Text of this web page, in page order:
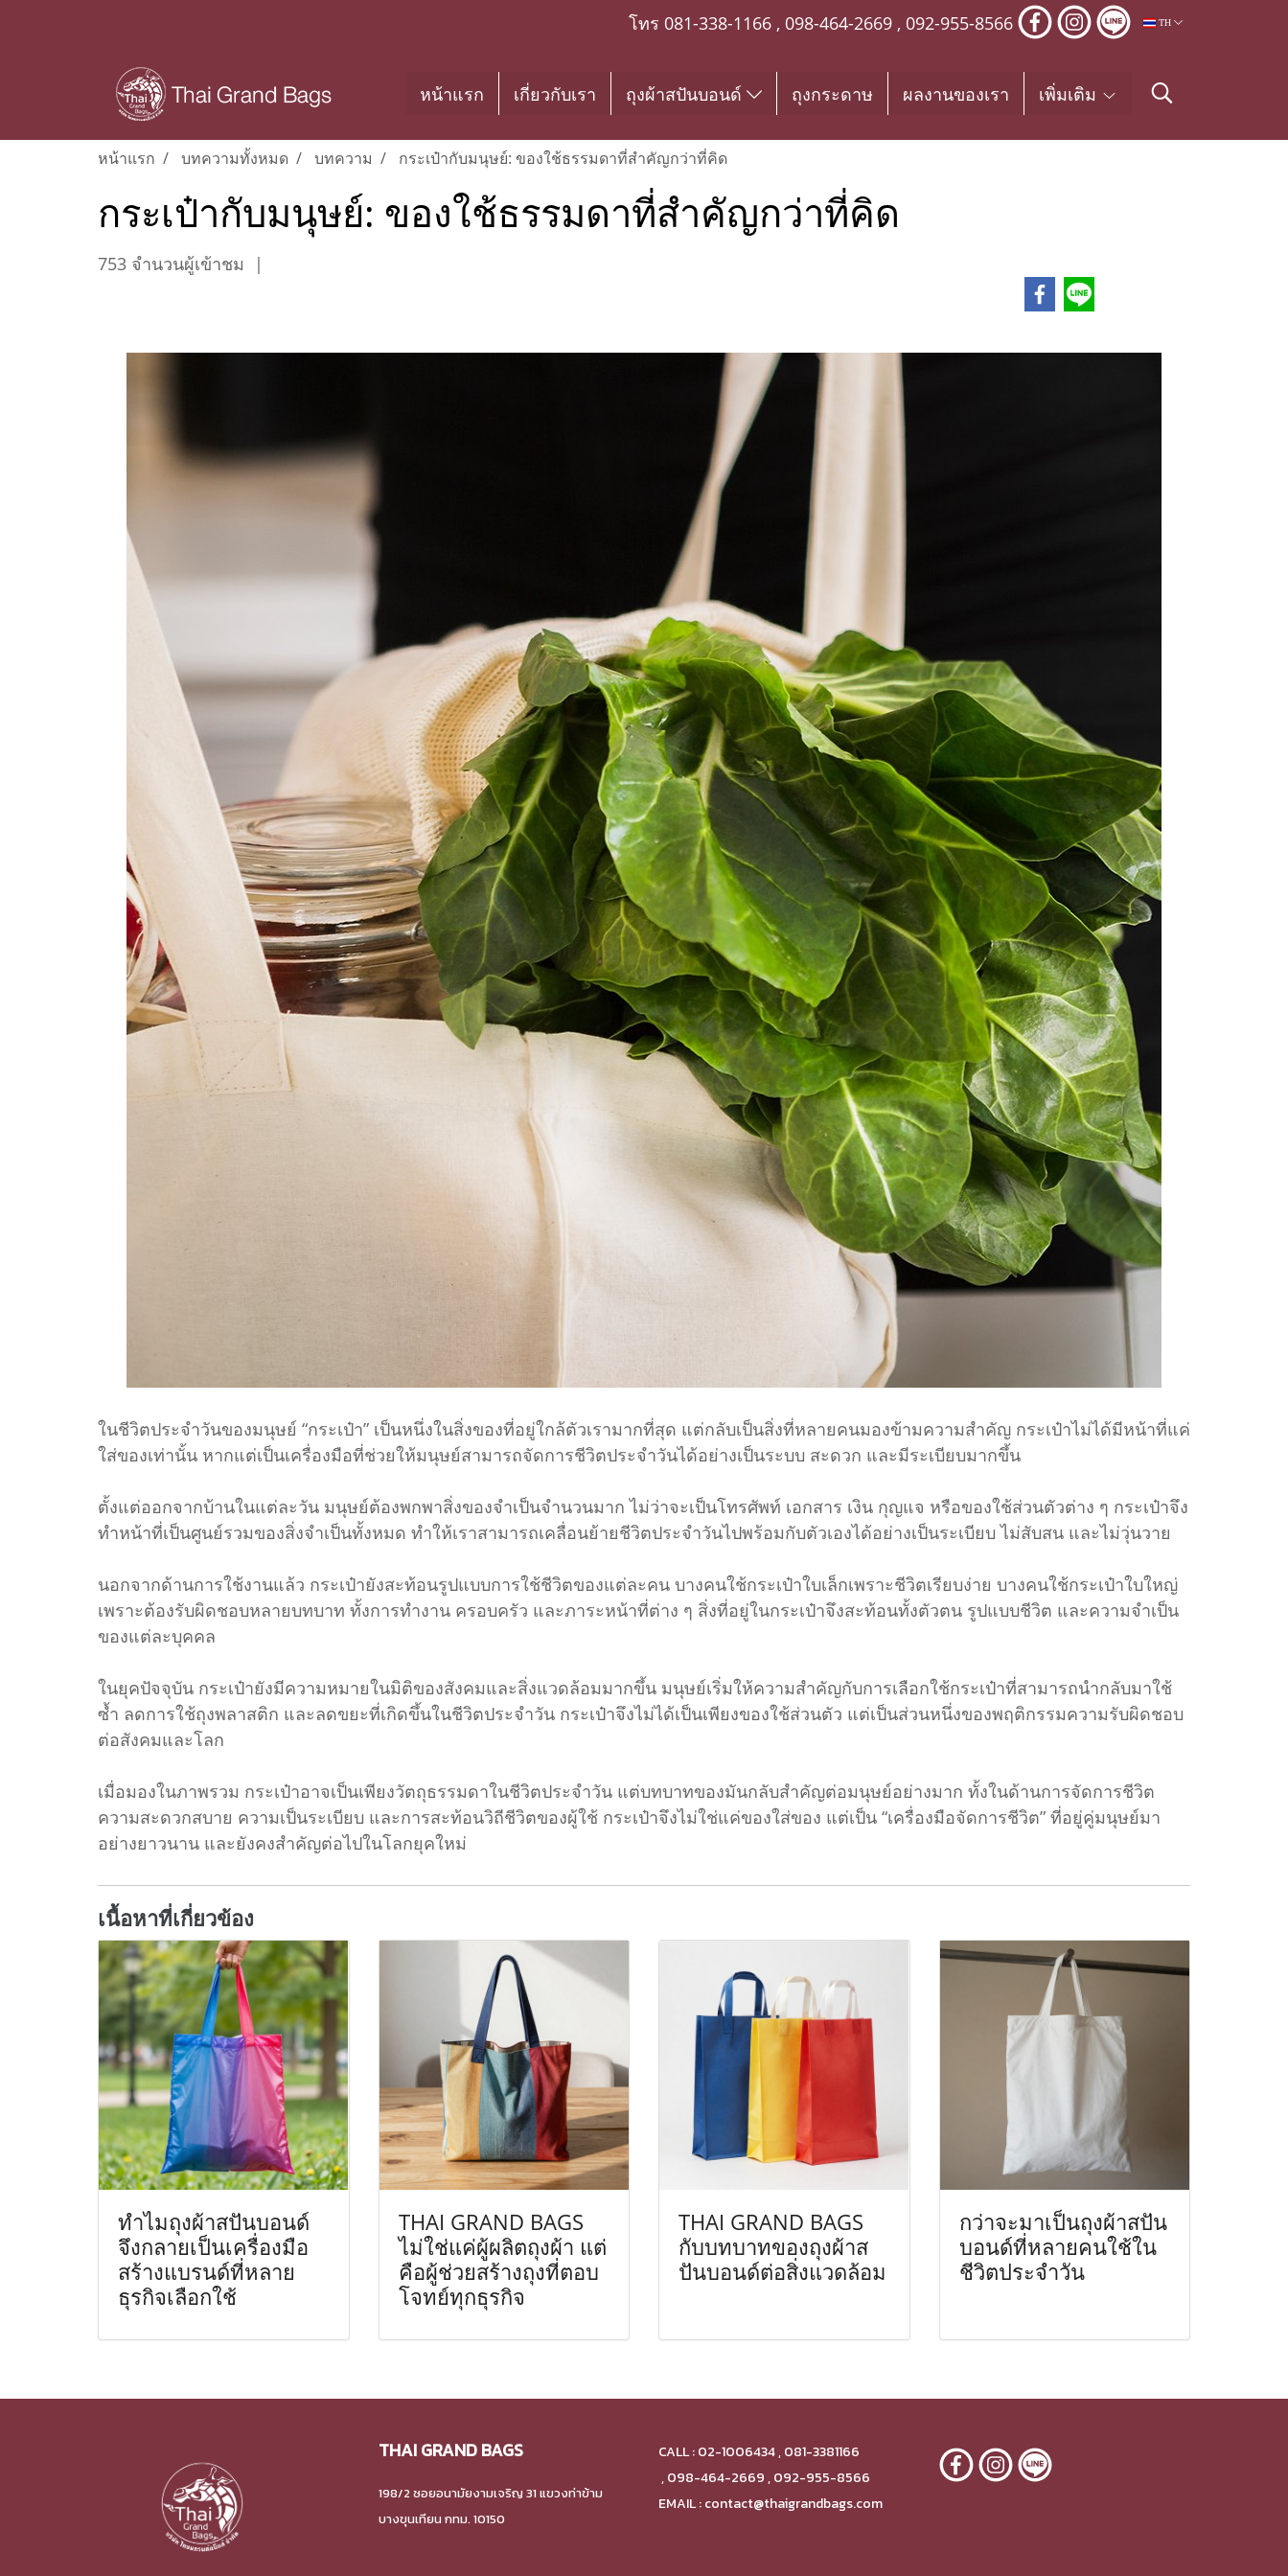
โทร 081-338-1166, 098-464-2669, 092-955-8566 TH
หน้าแรก เกี่ยวกับเรา ถุงผ้าสปันบอนด์ ถุงกระดาษ ผลงานของเรา เพิ่มเติม
หน้าแรก บทความทั้งหมด บทความ กระเป๋ากับมนุษย์: ของใช้ธรรมดาที่สำคัญกว่าที่คิด
กระเป๋ากับมนุษย์: ของใช้ธรรมดาที่สำคัญกว่าที่คิด
753 จำนวนผู้เข้าชม |
ในชีวิตประจำวันของมนุษย์ “กระเป๋า” เป็นหนึ่งในสิ่งของที่อยู่ใกล้ตัวเรามากที่สุด แต่กลับเป็นสิ่งที่หลายคนมองข้ามความสำคัญ กระเป๋าไม่ได้มีหน้าที่แค่
ใส่ของเท่านั้น หากแต่เป็นเครื่องมือที่ช่วยให้มนุษย์สามารถจัดการชีวิตประจำวันได้อย่างเป็นระบบ สะดวก และมีระเบียบมากขึ้น
ตั้งแต่ออกจากบ้านในแต่ละวัน มนุษย์ต้องพกพาสิ่งของจำเป็นจำนวนมาก ไม่ว่าจะเป็นโทรศัพท์ เอกสาร เงิน กุญแจ หรือของใช้ส่วนตัวต่าง ๆ กระเป๋าจึง
ทำหน้าที่เป็นศูนย์รวมของสิ่งจำเป็นทั้งหมด ทำให้เราสามารถเคลื่อนย้ายชีวิตประจำวันไปพร้อมกับตัวเองได้อย่างเป็นระเบียบ ไม่สับสน และไม่วุ่นวาย
นอกจากด้านการใช้งานแล้ว กระเป๋ายังสะท้อนรูปแบบการใช้ชีวิตของแต่ละคน บางคนใช้กระเป๋าใบเล็กเพราะชีวิตเรียบง่าย บางคนใช้กระเป๋าใบใหญ่
เพราะต้องรับผิดชอบหลายบทบาท ทั้งการทำงาน ครอบครัว และภาระหน้าที่ต่าง ๆ สิ่งที่อยู่ในกระเป๋าจึงสะท้อนทั้งตัวตน รูปแบบชีวิต และความจำเป็น
ของแต่ละบุคคล
ในยุคปัจจุบัน กระเป๋ายังมีความหมายในมิติของสังคมและสิ่งแวดล้อมมากขึ้น มนุษย์เริ่มให้ความสำคัญกับการเลือกใช้กระเป๋าที่สามารถนำกลับมาใช้
ซ้ำ ลดการใช้ถุงพลาสติก และลดขยะที่เกิดขึ้นในชีวิตประจำวัน กระเป๋าจึงไม่ได้เป็นเพียงของใช้ส่วนตัว แต่เป็นส่วนหนึ่งของพฤติกรรมความรับผิดชอบ
ต่อสังคมและโลก
เมื่อมองในภาพรวม กระเป๋าอาจเป็นเพียงวัตถุธรรมดาในชีวิตประจำวัน แต่บทบาทของมันกลับสำคัญต่อมนุษย์อย่างมาก ทั้งในด้านการจัดการชีวิต
ความสะดวกสบาย ความเป็นระเบียบ และการสะท้อนวิถีชีวิตของผู้ใช้ กระเป๋าจึงไม่ใช่แค่ของใส่ของ แต่เป็น “เครื่องมือจัดการชีวิต” ที่อยู่คู่มนุษย์มา
อย่างยาวนาน และยังคงสำคัญต่อไปในโลกยุคใหม่
เนื้อหาที่เกี่ยวข้อง
ทำไมถุงผ้าสปันบอนด์
จึงกลายเป็นเครื่องมือ
สร้างแบรนด์ที่หลาย
ธุรกิจเลือกใช้
THAI GRAND BAGS
ไม่ใช่แค่ผู้ผลิตถุงผ้า แต่
คือผู้ช่วยสร้างถุงที่ตอบ
โจทย์ทุกธุรกิจ
THAI GRAND BAGS
กับบทบาทของถุงผ้าส
ปันบอนด์ต่อสิ่งแวดล้อม
กว่าจะมาเป็นถุงผ้าสปัน
บอนด์ที่หลายคนใช้ใน
ชีวิตประจำวัน
THAI GRAND BAGS
198/2 ซอยอนามัยงามเจริญ 31 แขวงท่าข้าม
บางขุนเทียน กทม. 10150
CALL : 02-1006434 , 081-3381166
,098-464-2669 , 092-955-8566
EMAIL : contact@thaigrandbags.com